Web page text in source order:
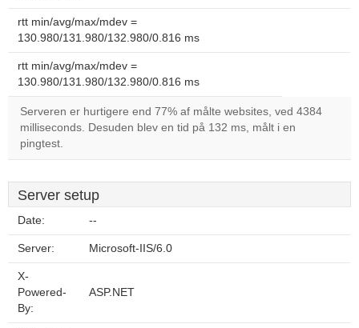
rtt min/avg/max/mdev =
130.980/131.980/132.980/0.816 ms
rtt min/avg/max/mdev =
130.980/131.980/132.980/0.816 ms
Serveren er hurtigere end 77% af målte websites, ved 4384
milliseconds. Desuden blev en tid på 132 ms, målt i en
pingtest.
Server setup
Date: --
Server: Microsoft-IIS/6.0
X-
Powered-
By:
ASP.NET